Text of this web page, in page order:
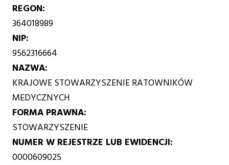
REGON
364018989
NIP
9562316664
NAZWA
KRAJOWE STOWARZYSZENIE RATOWNIKÓW
MEDYCZNYCH
FORMA PRAWNA
STOWARZYSZENIE
NUMER W REJESTRZE LUB EWIDENCJI
0000609025